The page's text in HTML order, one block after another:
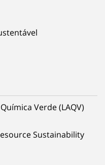
Verde (LAQV)
Sustainability